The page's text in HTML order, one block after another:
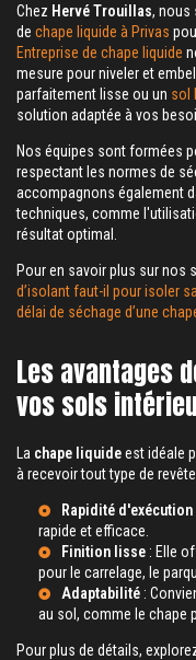
Chez Hervé Trouillas, nous
de chape liquide à Privas
Entreprise de chape liquide
mesure pour niveler et
parfaitement lisse ou un sol
solution adaptée à vos
Nos équipes sont formées
respectant les normes de
accompagnons également
techniques, comme
résultat optimal.
Pour en savoir plus sur nos
d’isolant faut-il pour isoler
délai de séchage d’une
Les avantages
vos sols
La chape liquideest idéale
à recevoir tout type de
Rapidité d'exécution
rapide et efficace.
Finition lisse : Elle
pour le carrelage, le
Adaptabilité :
au sol, comme le chape
Pour plus de détails,